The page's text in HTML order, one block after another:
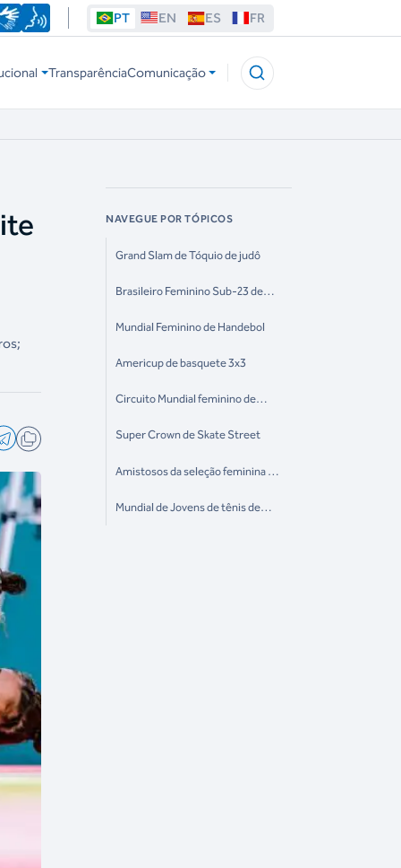
PT EN ES FR
TransparênciaComunicação
NAVEGUE POR TÓPICOS
Grand Slam de Tóquio de judô
Brasileiro Feminino Sub-23 de
Mundial Feminino de Handebol
Americup de basquete 3x3
Circuito Mundial feminino de
Super Crown de Skate Street
Amistosos da seleção feminina de
Mundial de Jovens de tênis de